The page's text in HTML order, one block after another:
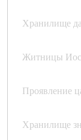
Хранилище
Житницы
Проявление
Хранилище